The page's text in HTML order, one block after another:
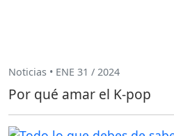
Noticias • ENE 31 / 2024
Por qué amar el K-pop